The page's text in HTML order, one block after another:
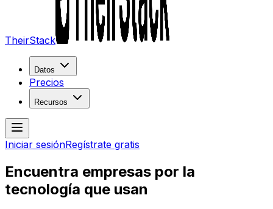
TheirStack
Datos
Precios
Recursos
Iniciar sesiónRegístrate gratis
Encuentra empresas por la
tecnología que usan